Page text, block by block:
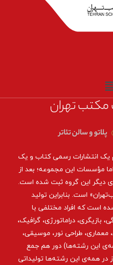
مکتب تهران
پلاتو و سالن تئاتر
یک انتشارات رسمی کتاب و یک
مؤسسات این مجموعه؛ بعد از
دیگر این گروه ثبت شده است.
است. بنابراین تولید
است که افراد مختلفی با
بازیگری، دراماتورژی، گرافیک،
طراحی نور، موسیقی،
این رشته‌ها) دور هم جمع
در همه‌ی این رشته‌ها تولیداتی